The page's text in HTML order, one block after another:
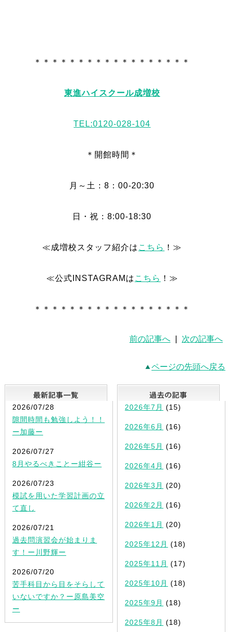
＊＊＊＊＊＊＊＊＊＊＊＊＊＊＊＊＊＊
東進ハイスクール成増校
TEL:0120-028-104
＊開館時間＊
月～土：8：00-20:30
日・祝：8:00-18:30
≪成増校スタッフ紹介は こちら ！≫
≪公式INSTAGRAMは こちら ！≫
＊＊＊＊＊＊＊＊＊＊＊＊＊＊＊＊＊＊
前の記事へ 次の記事へ
ページの先頭へ戻る
最新記事一覧
2026/07/28
隙間時間も勉強しよう！！
ー加藤ー
2026/07/27
8月やるべきことー紺谷ー
2026/07/23
模試を用いた学習計画の立
て直し
2026/07/21
過去問演習会が始まりま
す！ー川野輝ー
2026/07/20
苦手科目から目をそらして
いないですか？ー原島美空
ー
2026年7月 (15)
2026年6月 (16)
2026年5月 (16)
2026年4月 (16)
2026年3月 (20)
2026年2月 (16)
2026年1月 (20)
2025年12月 (18)
2025年11月 (17)
2025年10月 (18)
2025年9月 (18)
2025年8月 (18)